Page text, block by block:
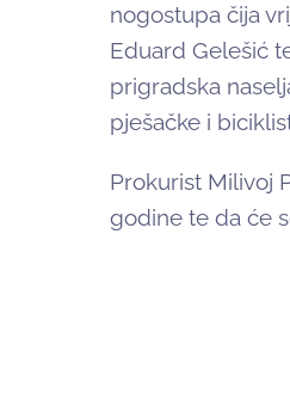
nogostupa čija
Eduard Gelešić
prigradska
pješačke i
Prokurist Milivoj
godine te da će